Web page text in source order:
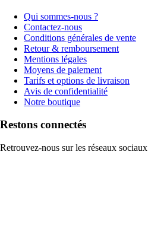
Qui sommes-nous ?
Contactez-nous
Conditions générales de vente
Retour & remboursement
Mentions légales
Moyens de paiement
Tarifs et options de livraison
Avis de confidentialité
Notre boutique
Restons connectés
Retrouvez-nous sur les réseaux sociaux